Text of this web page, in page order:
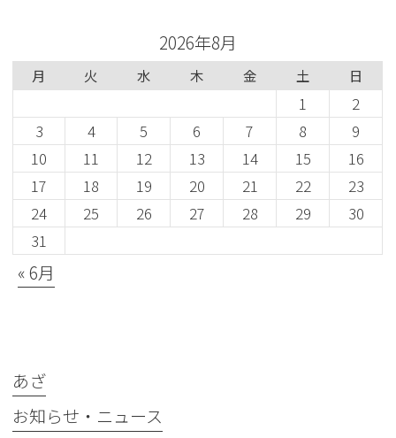
2026年8月
月 火 水 木 金 土 日
1
2
3
4 5 6 7 8
9
10
11 12 13 14 15
16
17
18 19 20 21 22
23
24
25 26 27 28 29
30
31
« 6月
あざ
お知らせ・ニュース